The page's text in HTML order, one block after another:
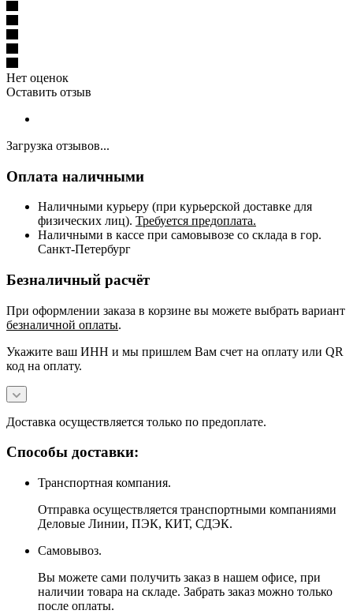
Нет оценок
Оставить отзыв
Загрузка отзывов...
Оплата наличными
Наличными курьеру (при курьерской доставке для
физических лиц). Требуется предоплата.
Наличными в кассе при самовывозе со склада в гор.
Санкт-Петербург
Безналичный расчёт
При оформлении заказа в корзине вы можете выбрать вариант
безналичной оплаты.
Укажите ваш ИНН и мы пришлем Вам счет на оплату или QR
код на оплату.
Доставка осуществляется только по предоплате.
Способы доставки:
Транспортная компания.
Отправка осуществляется транспортными компаниями
Деловые Линии, ПЭК, КИТ, СДЭК.
Самовывоз.
Вы можете сами получить заказ в нашем офисе, при
наличии товара на складе. Забрать заказ можно только
после оплаты.